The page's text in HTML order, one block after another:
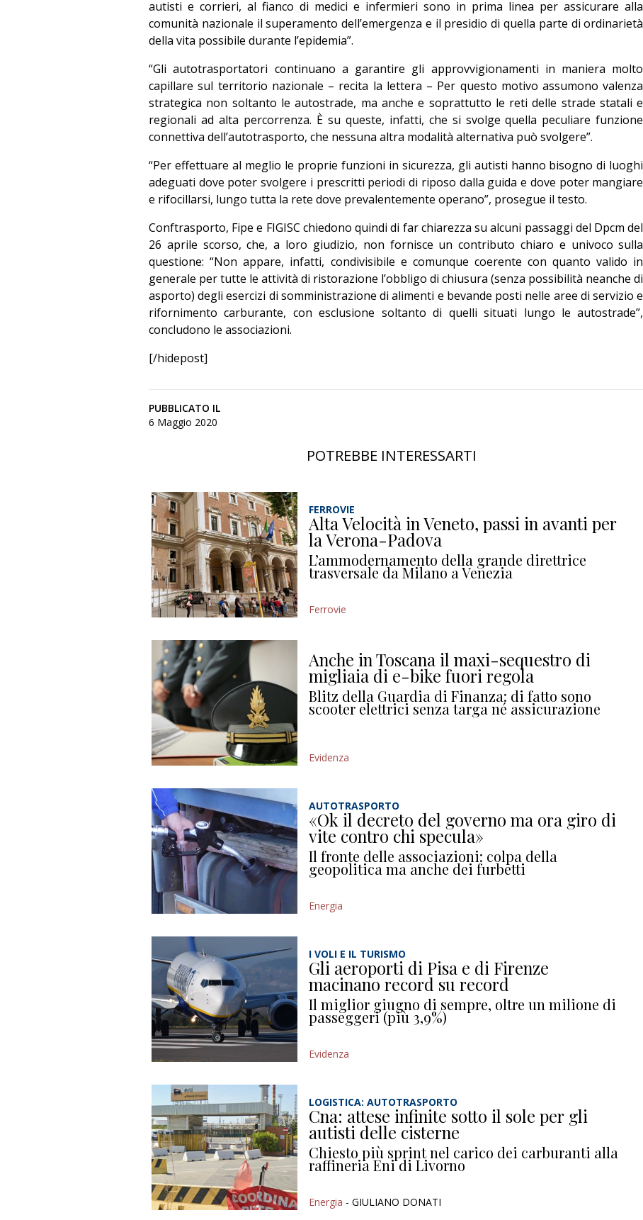
autisti e corrieri, al fianco di medici e infermieri sono in prima linea per assicurare alla
comunità nazionale il superamento dell’emergenza e il presidio di quella parte di ordinarietà
della vita possibile durante l’epidemia”.
“Gli autotrasportatori continuano a garantire gli approvvigionamenti in maniera molto
capillare sul territorio nazionale – recita la lettera – Per questo motivo assumono valenza
strategica non soltanto le autostrade, ma anche e soprattutto le reti delle strade statali e
regionali ad alta percorrenza. È su queste, infatti, che si svolge quella peculiare funzione
connettiva dell’autotrasporto, che nessuna altra modalità alternativa può svolgere”.
“Per effettuare al meglio le proprie funzioni in sicurezza, gli autisti hanno bisogno di luoghi
adeguati dove poter svolgere i prescritti periodi di riposo dalla guida e dove poter mangiare
e rifocillarsi, lungo tutta la rete dove prevalentemente operano”, prosegue il testo.
Conftrasporto, Fipe e FIGISC chiedono quindi di far chiarezza su alcuni passaggi del Dpcm del
26 aprile scorso, che, a loro giudizio, non fornisce un contributo chiaro e univoco sulla
questione: “Non appare, infatti, condivisibile e comunque coerente con quanto valido in
generale per tutte le attività di ristorazione l’obbligo di chiusura (senza possibilità neanche di
asporto) degli esercizi di somministrazione di alimenti e bevande posti nelle aree di servizio e
rifornimento carburante, con esclusione soltanto di quelli situati lungo le autostrade”,
concludono le associazioni.
[/hidepost]
PUBBLICATO IL
6 Maggio 2020
POTREBBE INTERESSARTI
FERROVIE
Alta Velocità in Veneto, passi in avanti per
la Verona-Padova
L’ammodernamento della grande direttrice
trasversale da Milano a Venezia
Ferrovie
Anche in Toscana il maxi-sequestro di
migliaia di e-bike fuori regola
Blitz della Guardia di Finanza: di fatto sono
scooter elettrici senza targa né assicurazione
Evidenza
AUTOTRASPORTO
«Ok il decreto del governo ma ora giro di
vite contro chi specula»
Il fronte delle associazioni: colpa della
geopolitica ma anche dei furbetti
Energia
I VOLI E IL TURISMO
Gli aeroporti di Pisa e di Firenze
macinano record su record
Il miglior giugno di sempre, oltre un milione di
passeggeri (più 3,9%)
Evidenza
LOGISTICA: AUTOTRASPORTO
Cna: attese infinite sotto il sole per gli
autisti delle cisterne
Chiesto più sprint nel carico dei carburanti alla
raffineria Eni di Livorno
Energia - GIULIANO DONATI